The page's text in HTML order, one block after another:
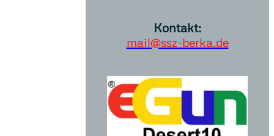
Kontakt:
mail@ssz-berka.de